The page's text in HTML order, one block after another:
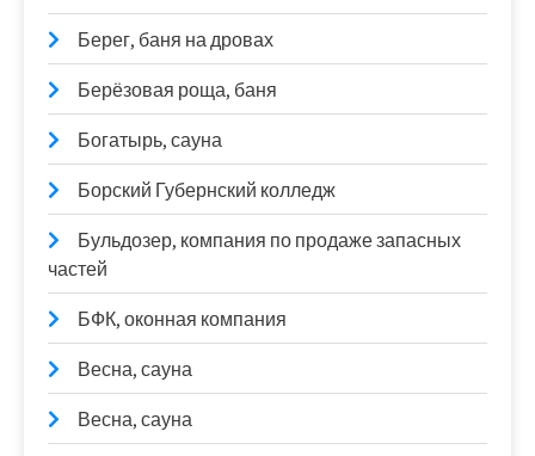
Берег, баня на дровах
Берёзовая роща, баня
Богатырь, сауна
Борский Губернский колледж
Бульдозер, компания по продаже запасных
частей
БФК, оконная компания
Весна, сауна
Весна, сауна